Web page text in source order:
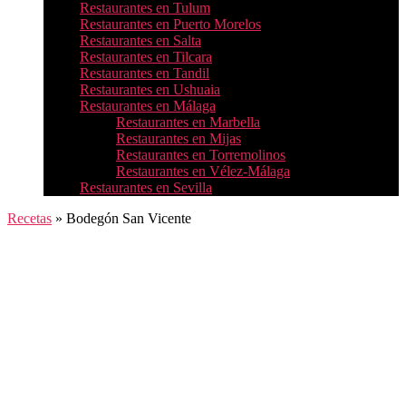
Restaurantes en Tulum
Restaurantes en Puerto Morelos
Restaurantes en Salta
Restaurantes en Tilcara
Restaurantes en Tandil
Restaurantes en Ushuaia
Restaurantes en Málaga
Restaurantes en Marbella
Restaurantes en Mijas
Restaurantes en Torremolinos
Restaurantes en Vélez-Málaga
Restaurantes en Sevilla
Recetas » Bodegón San Vicente